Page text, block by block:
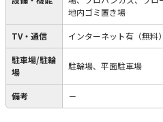
地内ゴミ置き場
TV・通信 インターネット有（無料
駐車場/駐輪
場
駐輪場、平面駐車場
備考 －